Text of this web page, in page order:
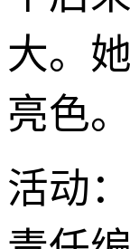
大。
亮色。
活动